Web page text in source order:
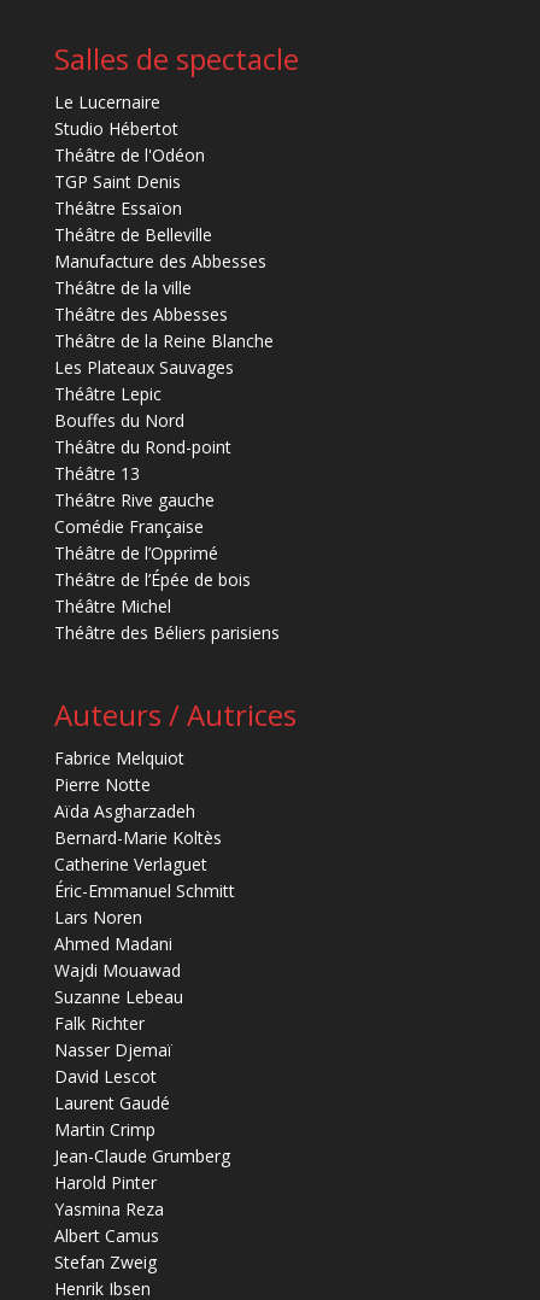
Salles de spectacle
Le Lucernaire
Studio Hébertot
Théâtre de l'Odéon
TGP Saint Denis
Théâtre Essaïon
Théâtre de Belleville
Manufacture des Abbesses
Théâtre de la ville
Théâtre des Abbesses
Théâtre de la Reine Blanche
Les Plateaux Sauvages
Théâtre Lepic
Bouffes du Nord
Théâtre du Rond-point
Théâtre 13
Théâtre Rive gauche
Comédie Française
Théâtre de l’Opprimé
Théâtre de l’Épée de bois
Théâtre Michel
Théâtre des Béliers parisiens
Auteurs / Autrices
Fabrice Melquiot
Pierre Notte
Aïda Asgharzadeh
Bernard-Marie Koltès
Catherine Verlaguet
Éric-Emmanuel Schmitt
Lars Noren
Ahmed Madani
Wajdi Mouawad
Suzanne Lebeau
Falk Richter
Nasser Djemaï
David Lescot
Laurent Gaudé
Martin Crimp
Jean-Claude Grumberg
Harold Pinter
Yasmina Reza
Albert Camus
Stefan Zweig
Henrik Ibsen